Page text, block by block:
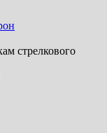
стрелкового